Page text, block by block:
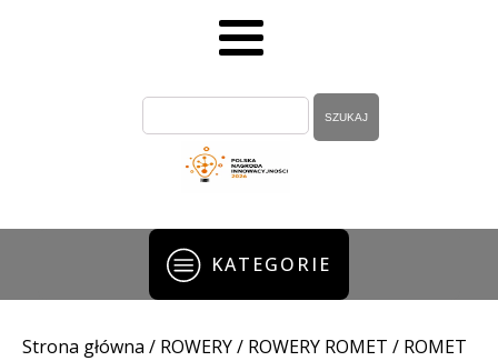
KATEGORIE
Strona główna / ROWERY/ ROWERY ROMET / ROMET